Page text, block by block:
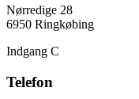
Nørredige 28
6950 Ringkøbing
Indgang C
Telefon